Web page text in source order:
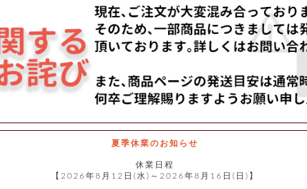
夏季休業のお知らせ
休業日程
【2026年8月12日(水)～2026年8月16日(日)】